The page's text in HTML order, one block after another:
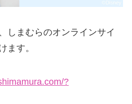
しまむらのオンラインサイ
ます。
?